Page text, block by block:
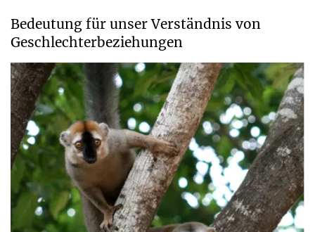
Bedeutung für unser Verständnis von
Geschlechterbeziehungen